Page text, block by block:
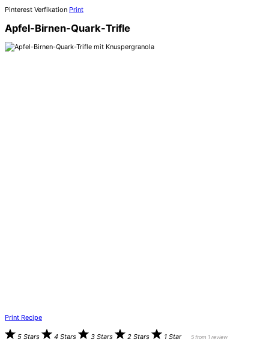
Pinterest Verfikation Print
Apfel-Birnen-Quark-Trifle
Print Recipe
5 Stars 4 Stars 3 Stars 2 Stars 1 Star 5from 1review